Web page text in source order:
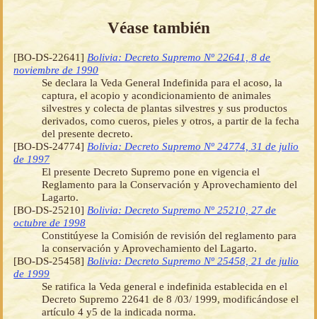
Véase también
[BO-DS-22641] Bolivia: Decreto Supremo Nº 22641, 8 de
noviembre de 1990
Se declara la Veda General Indefinida para el acoso, la
captura, el acopio y acondicionamiento de animales
silvestres y colecta de plantas silvestres y sus productos
derivados, como cueros, pieles y otros, a partir de la fecha
del presente decreto.
[BO-DS-24774] Bolivia: Decreto Supremo Nº 24774, 31 de julio
de 1997
El presente Decreto Supremo pone en vigencia el
Reglamento para la Conservación y Aprovechamiento del
Lagarto.
[BO-DS-25210] Bolivia: Decreto Supremo Nº 25210, 27 de
octubre de 1998
Constitúyese la Comisión de revisión del reglamento para
la conservación y Aprovechamiento del Lagarto.
[BO-DS-25458] Bolivia: Decreto Supremo Nº 25458, 21 de julio
de 1999
Se ratifica la Veda general e indefinida establecida en el
Decreto Supremo 22641 de 8 /03/ 1999, modificándose el
artículo 4 y5 de la indicada norma.